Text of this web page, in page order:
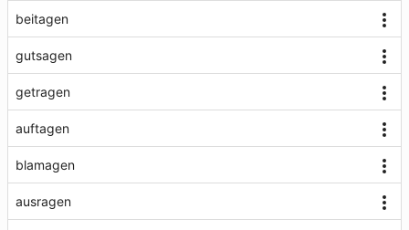
beitagen
gutsagen
getragen
auftagen
blamagen
ausragen